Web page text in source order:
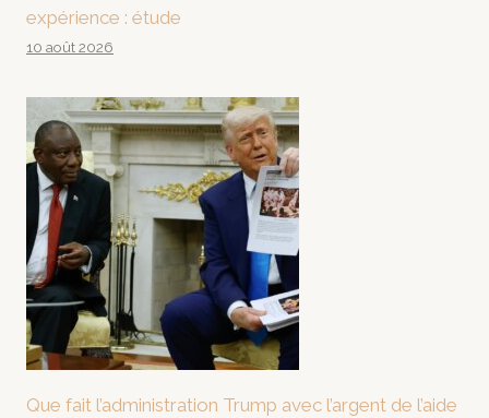
expérience : étude
10 août 2026
Que fait l’administration Trump avec l’argent de l’aide